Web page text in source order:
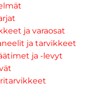
ja varaosat
ja tarvikkeet
ja -levyt